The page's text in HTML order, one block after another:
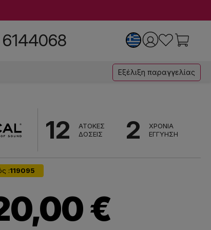
6144068
Εξέλιξη παραγγελίας
12
ΑΤΟΚΕΣ
ΔΟΣΕΙΣ
2
ΧΡΟΝΙΑ
ΕΓΓΥΗΣΗ
:119095
€